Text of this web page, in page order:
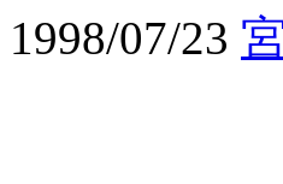
1998/07/23